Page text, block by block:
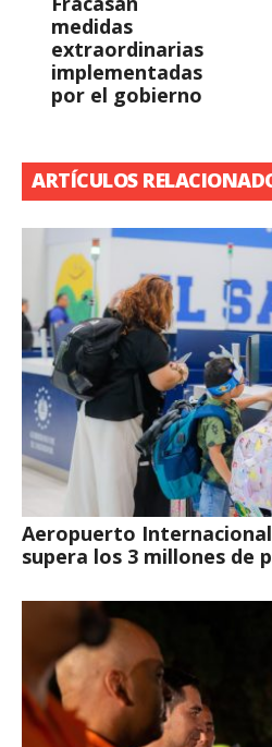
medidas
extraordinarias
implementadas
por el gobierno
ARTÍCULOS
Aeropuerto
supera los 3 millones de